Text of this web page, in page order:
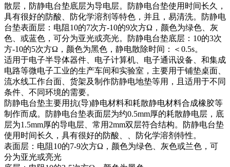
散层，防静电台垫底层为导电层。防静电台垫使用时间长久，
具有很好的防酸、防化学溶剂等特色，并且，易清洗。防静电
台垫表面层：电阻10的7次方-10的9次方Ω，颜色为绿色、灰
色、或蓝色，可分为亚光或亮光。防静电台垫底层：10的3次
方-10的5次方Ω，颜色为黑色，静电散除时间：＜0.5s。
适用于电子半导体器件、电子计算机、电子通讯设备、和集成
电路等微电子工业的生产车间和实验室，主要用于铺垫桌面、
流水线工作台面、货架及制作防静电地垫等用，且适用于不同
条件、不同环境的需要。
防静电台垫主要用抗(导)静电材料和耗散静电材料合成橡胶等
制作而成。防静电台垫表面层为约0.5mm厚的耗散静电层，底
层为1.5mm厚的导电层、常用2mm双层符合结构。防静电台垫
使用时间长久，具有很好的防酸、、防化学溶剂特性。
表面层：电阻10的7-9次方Ω，颜色为绿色、灰色或兰色，可
分为亚光或亮光